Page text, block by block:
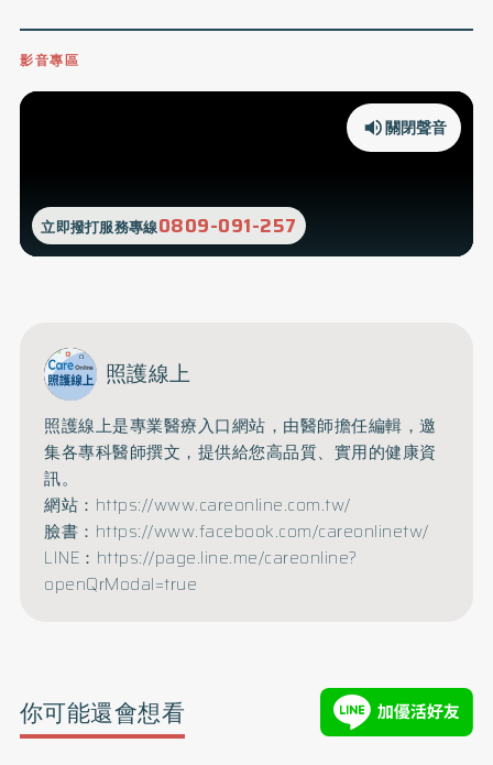
影音專區
立即撥打服務專線0809-091-257
關閉聲音
照護線上
照護線上是專業醫療入口網站，由醫師擔任編輯，邀
集各專科醫師撰文，提供給您高品質、實用的健康資
訊。
網站：https://www.careonline.com.tw/
臉書：https://www.facebook.com/careonlinetw/
LINE：https://page.line.me/careonline?
openQrModal=true
你可能還會想看